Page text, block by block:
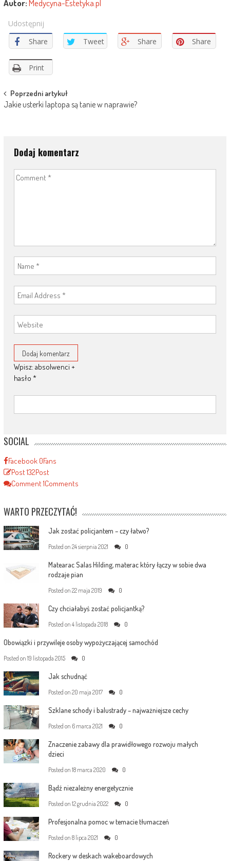
Autor: Medycyna-Estetyka.pl
Udostępnij
Share
Tweet Share Share
Print
Post
navigation
Poprzedni artykuł
Jakie usterki laptopa są tanie w naprawie?
Dodaj komentarz
Wpisz: absolwenci +
hasło *
SOCIAL
Facebook 0Fans
Post132Post
Comment1Comments
WARTO PRZECZYTAĆ!
Jak zostać policjantem – czy łatwo?
Posted on 24 sierpnia 2021 0
Matearac Salas Hilding, materac który łączy w sobie dwa
rodzaje pian
Posted on 22 maja 2019 0
Czy chciałabyś zostać policjantką?
Posted on 4 listopada 2018 0
Obowiązki i przywileje osoby wypożyczającej samochód
Posted on 19 listopada 2015 0
Jak schudnąć
Posted on 20 maja 2017 0
Szklane schody i balustrady – najważniejsze cechy
Posted on 6 marca 2021 0
Znaczenie zabawy dla prawidłowego rozwoju małych
dzieci
Posted on 18 marca 2020 0
Bądź niezależny energetycznie
Posted on 12 grudnia 2022 0
Profesjonalna pomoc w temacie tłumaczeń
Posted on 8 lipca 2021 0
Rockery w deskach wakeboardowych